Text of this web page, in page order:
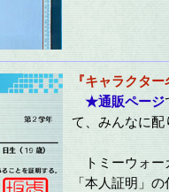
『キャラクタ
★通販ページ
て、みんなに配
トミーウォー
「本人証明」